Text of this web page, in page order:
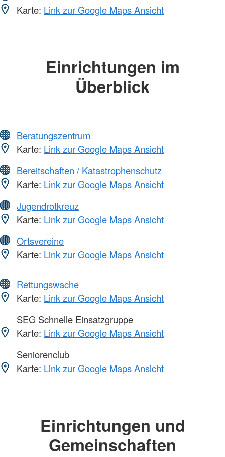
Karte: Link zur Google Maps Ansicht
Einrichtungen im
Überblick
Beratungszentrum
Karte: Link zur Google Maps Ansicht
Bereitschaften / Katastrophenschutz
Karte: Link zur Google Maps Ansicht
Jugendrotkreuz
Karte: Link zur Google Maps Ansicht
Ortsvereine
Karte: Link zur Google Maps Ansicht
Rettungswache
Karte: Link zur Google Maps Ansicht
SEG Schnelle Einsatzgruppe
Karte: Link zur Google Maps Ansicht
Seniorenclub
Karte: Link zur Google Maps Ansicht
Einrichtungen und
Gemeinschaften